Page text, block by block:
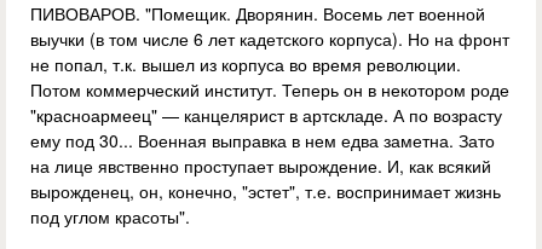
ПИВОВАРОВ. "Помещик. Дворянин. Восемь лет военной
выучки (в том числе 6 лет кадетского корпуса). Но на фронт
не попал, т.к. вышел из корпуса во время революции.
Потом коммерческий институт. Теперь он в некотором роде
"красноармеец" — канцелярист в артскладе. А по возрасту
ему под 30... Военная выправка в нем едва заметна. Зато
на лице явственно проступает вырождение. И, как всякий
вырожденец, он, конечно, "эстет", т.е. воспринимает жизнь
под углом красоты".